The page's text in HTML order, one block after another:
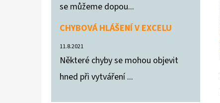
se můžeme dopou...
CHYBOVÁ HLÁŠENÍ V EXCELU
11.8.2021
Některé chyby se mohou objevit
hned při vytváření ...